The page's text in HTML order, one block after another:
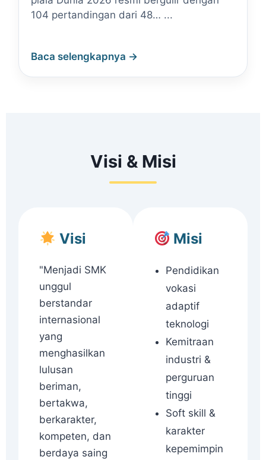
104 pertandingan dari 48… ...
Baca selengkapnya →
Visi & Misi
Visi
"Menjadi SMK
unggul
berstandar
internasional
yang
menghasilkan
lulusan
beriman,
bertakwa,
berkarakter,
kompeten, dan
berdaya saing
Misi
Pendidikan
vokasi
adaptif
teknologi
Kemitraan
industri &
perguruan
tinggi
Soft skill &
karakter
kepemimpin